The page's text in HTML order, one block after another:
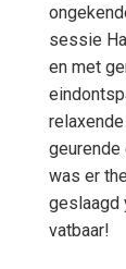
sessie
en met
was er
geslaagd
vatbaar!